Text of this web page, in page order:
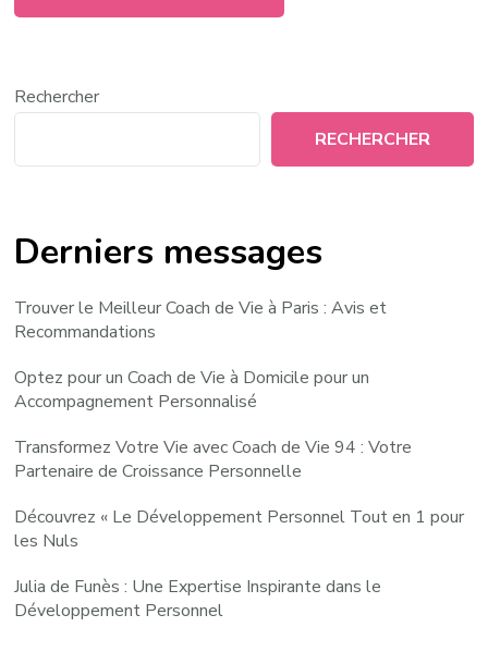
Rechercher
RECHERCHER
Derniers messages
Trouver le Meilleur Coach de Vie à Paris : Avis et
Recommandations
Optez pour un Coach de Vie à Domicile pour un
Accompagnement Personnalisé
Transformez Votre Vie avec Coach de Vie 94 : Votre
Partenaire de Croissance Personnelle
Découvrez « Le Développement Personnel Tout en 1 pour
les Nuls
Julia de Funès : Une Expertise Inspirante dans le
Développement Personnel